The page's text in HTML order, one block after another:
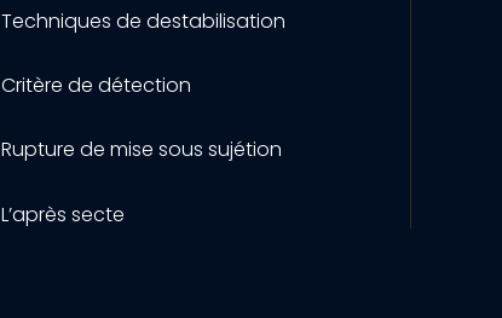
Techniques de destabilisation
Critère de détection
Rupture de mise sous sujétion
L’après secte